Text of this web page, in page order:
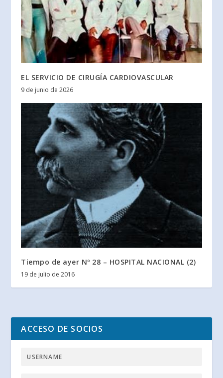
EL SERVICIO DE CIRUGÍA CARDIOVASCULAR
9 de junio de 2026
Tiempo de ayer Nº 28 – HOSPITAL NACIONAL (2)
19 de julio de 2016
ACCESO DE SOCIOS